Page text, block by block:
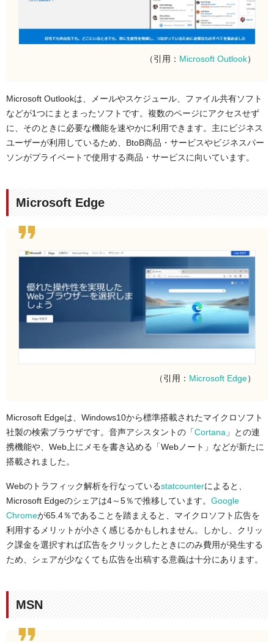
（引用： Microsoft Outlook）
Microsoft Outlookは、メールやスケジュール、ファイル共有ソフト
などが1つにまとまったソフトです。複数のページにアクセスせず
に、そのときに必要な機能を速やかに利用できます。主にビジネス
ユーザーが利用しているため、BtoB商品・サービスやビジネスパー
ソンがプライベートで使用する商品・サービスに向いています。
Microsoft Edge
（引用： Microsoft Edge）
Microsoft Edgeは、Windows10から標準搭載されたマイクロソフト
社製の検索ブラウザです。音声アシスタントの「Cortana 」との連
携機能や、Web上にメモを書き込める「Webノート」などが新たに
搭載されました。
Webのトラフィック解析を行なっているstatcounterによると、
Microsoft Edgeのシェアは4～5％で推移しています。 Google
Chromeが65.4％であることを踏まえると、マイクロソフト広告を
利用するメリットが小さく感じるかもしれません。しかし、クリッ
ク課金を選択すれば広告をクリックしたときにのみ費用が発生する
ため、シェアが少なくても広告を出稿する意義は十分にあります。
MSN